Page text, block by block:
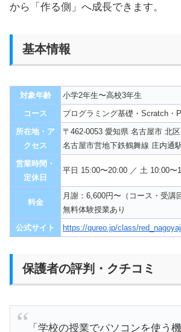
から「作る側」へ成長できます。
基本情報
対象年齢
小学2年生〜高校3年生
コース
プログラミング基礎・Scratch・
所在地・ア
クセス
〒462-0053 愛知県 名古屋市 北
名古屋市営地下鉄鶴舞線 庄内通
営業時間・
定休日
平日 15:00〜20:00 ／ 土 10:00〜
料金
月謝：6,600円〜（コース・受講
無料体験授業あり
公式サイト
https://qureo.jp/class/
保護者の評判・クチコミ
「学校の授業でパソコンを使う